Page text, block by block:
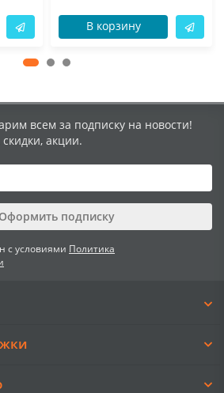
В корзину
всем за подписку на новости!
акции.
Оформить подписку
с условиями Политика